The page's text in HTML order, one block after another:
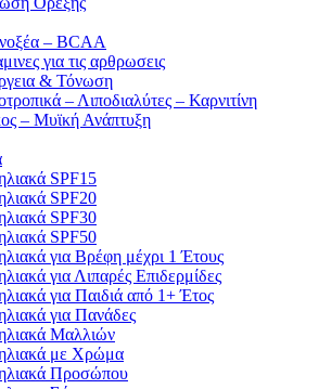
– BCAA
για τις αρθρωσεις
& Τόνωση
– Λιποδιαλύτες – Καρνιτίνη
– Μυϊκή Ανάπτυξη
SPF15
SPF20
SPF30
SPF50
για Βρέφη μέχρι 1 Έτους
για Λιπαρές Επιδερμίδες
για Παιδιά από 1+ Έτος
για Πανάδες
Μαλλιών
με Χρώμα
Προσώπου